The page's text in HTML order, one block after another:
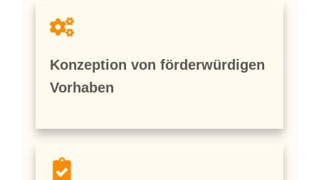
Konzeption von förderwürdigen
Vorhaben